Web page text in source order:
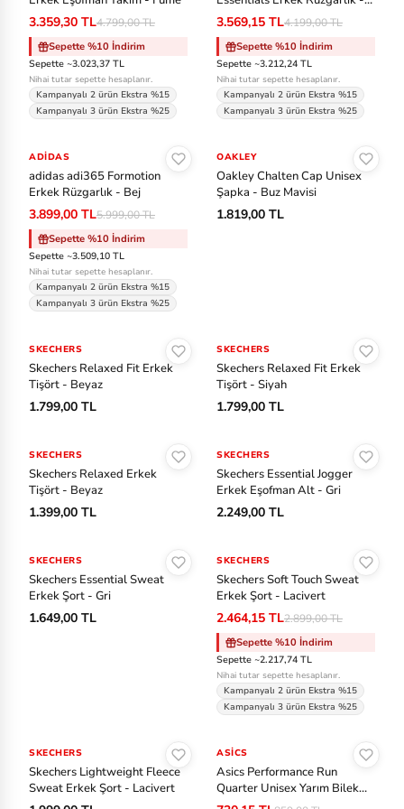
3.359,30 TL4.799,00 TL
Sepette %10 İndirim
Sepette ~3.023,37 TL
Nihai tutar sepette hesaplanır.
Kampanyalı 2 ürün Ekstra %15
Kampanyalı 3 ürün Ekstra %25
Siyah
3.569,15 TL4.199,00 TL
Sepette %10 İndirim
Sepette ~3.212,24 TL
Nihai tutar sepette hesaplanır.
Kampanyalı 2 ürün Ekstra %15
Kampanyalı 3 ürün Ekstra %25
-%35
ADIDAS
adidas adi365 Formotion
Erkek Rüzgarlık - Bej
3.899,00 TL5.999,00 TL
Sepette %10 İndirim
Sepette ~3.509,10 TL
Nihai tutar sepette hesaplanır.
Kampanyalı 2 ürün Ekstra %15
Kampanyalı 3 ürün Ekstra %25
OAKLEY
Oakley Chalten Cap Unisex
Şapka - Buz Mavisi
1.819,00 TL
SKECHERS
Skechers Relaxed Fit Erkek
Tişört - Beyaz
1.799,00 TL
SKECHERS
Skechers Relaxed Fit Erkek
Tişört - Siyah
1.799,00 TL
SKECHERS
Skechers Relaxed Erkek
Tişört - Beyaz
1.399,00 TL
SKECHERS
Skechers Essential Jogger
Erkek Eşofman Alt - Gri
2.249,00 TL
SKECHERS
Skechers Essential Sweat
Erkek Şort - Gri
1.649,00 TL
-%15
SKECHERS
Skechers Soft Touch Sweat
Erkek Şort - Lacivert
2.464,15 TL2.899,00 TL
Sepette %10 İndirim
Sepette ~2.217,74 TL
Nihai tutar sepette hesaplanır.
Kampanyalı 2 ürün Ekstra %15
Kampanyalı 3 ürün Ekstra %25
SKECHERS
Skechers Lightweight Fleece
Sweat Erkek Şort - Lacivert
-%15
ASICS
Asics Performance Run
Quarter Unisex Yarım Bilek
Çorap - Siyah